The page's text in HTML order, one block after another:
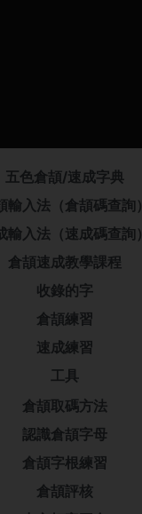
五色倉頡/速成字典
輸入法（倉頡碼查詢）
輸入法（速成碼查詢）
倉頡速成教學課程
收錄的字
倉頡練習
速成練習
工具
倉頡取碼方法
認識倉頡字母
倉頡字根練習
倉頡評核